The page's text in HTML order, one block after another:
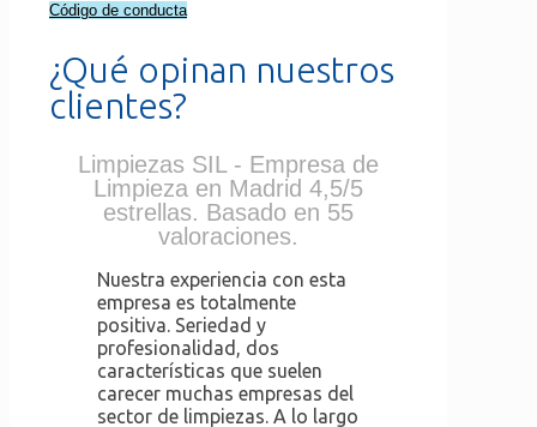
Código de conducta
¿Qué opinan nuestros
clientes?
Limpiezas SIL - Empresa de
Limpieza en Madrid 4,5/5
estrellas. Basado en 55
valoraciones.
Nuestra experiencia con esta
empresa es totalmente
positiva. Seriedad y
profesionalidad, dos
características que suelen
carecer muchas empresas del
sector de limpiezas. A lo largo